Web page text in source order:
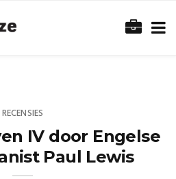
RECENSIES
IV door Engelse
Paul Lewis